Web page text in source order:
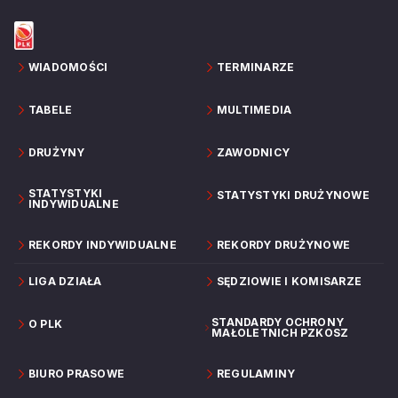
WIADOMOŚCI TERMINARZE
TABELE MULTIMEDIA
DRUŻYNY ZAWODNICY
STATYSTYKI
INDYWIDUALNE
STATYSTYKI DRUŻYNOWE
REKORDY INDYWIDUALNE REKORDY DRUŻYNOWE
LIGA DZIAŁA SĘDZIOWIE I KOMISARZE
O PLK
STANDARDY OCHRONY
MAŁOLETNICH PZKOSZ
BIURO PRASOWE REGULAMINY